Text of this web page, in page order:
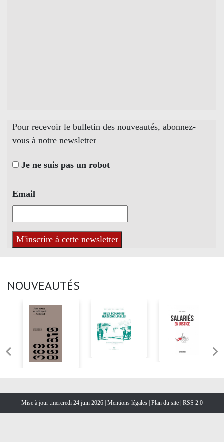
Pour recevoir le bulletin des nouveautés, abonnez-
vous à notre newsletter
Je ne suis pas un robot
Email
NOUVEAUTÉS
Mise à jour :mercredi 24 juin 2026 | Mentions légales Plan du site RSS 2.0